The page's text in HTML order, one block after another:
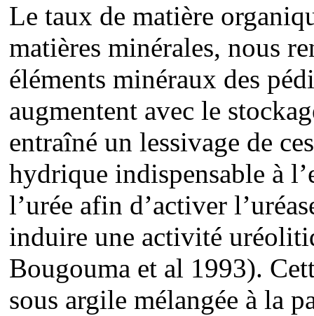
Le taux de matière
matières minérales, nous
éléments minéraux des
augmentent avec le
entraîné un lessivage de
hydrique indispensable à
l’urée afin d’activer
induire une activité
Bougouma et al 1993).
sous argile mélangée à la